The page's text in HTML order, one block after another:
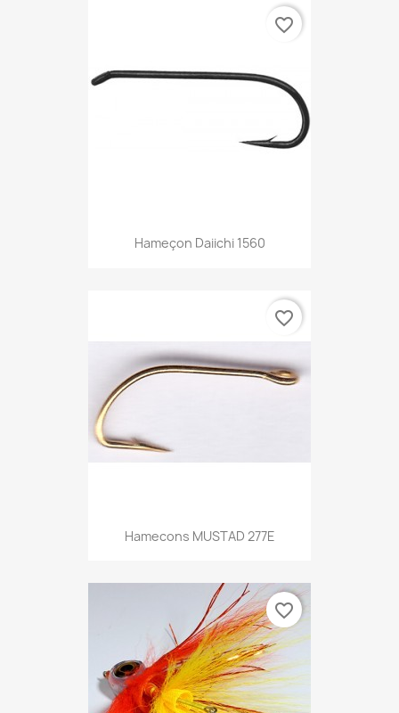
Hameçon Daiichi 1560
favorite_border
Hamecons MUSTAD 277E
favorite_border
favorite_border